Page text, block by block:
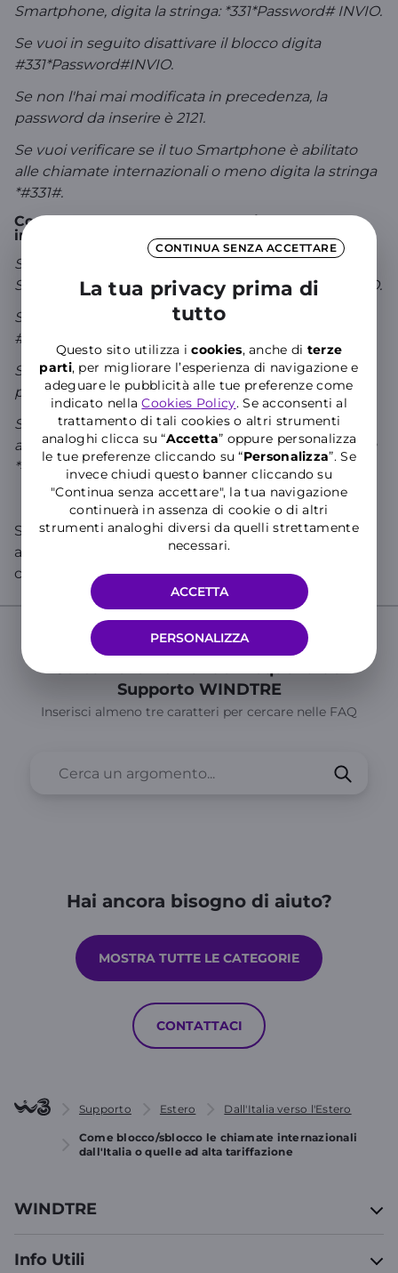
CONTINUA SENZA ACCETTARE
La tua privacy prima di
tutto
Questo sito utilizza icookies, anche di terze
parti, per migliorare l’esperienza di navigazione e
adeguare le pubblicità alle tue preferenze come
indicato nellaCookies Policy. Se acconsenti al
trattamento di tali cookies o altri strumenti
analoghi clicca su “Accetta” oppure personalizza
le tue preferenze cliccando su “Personalizza”. Se
invece chiudi questo banner cliccando su
"Continua senza accettare", la tua navigazione
continuerà in assenza di cookie o di altri
strumenti analoghi diversi da quelli strettamente
necessari.
PERSONALIZZA
ACCETTA
Smartphone, digita la stringa: *331*Password# INVIO.
Se vuoi in seguito disattivare il blocco digita
#331*Password#INVIO.
Se non l'hai mai modificata in precedenza, la
password da inserire è 2121.
Se vuoi verificare se il tuo Smartphone è abilitato
alle chiamate internazionali o meno digita la stringa
*#331#.
Come sbloccare e bloccare le chiamate
internazionali da mobile quando sei all’estero
Se vuoi bloccare le chiamate internazionali dal tuo
Smartphone, digita la stringa: *351*Password# INVIO.
Se vuoi in seguito disattivare il blocco digita
#351*Password#INVIO.
Se non l'hai mai modificata in precedenza, la
password da inserire è 2121.
Se vuoi verificare se il tuo Smartphone è abilitato
alle chiamate internazionali o meno digita la stringa
*#351#.
Se cerchi informazioni specifiche sul tuo numero,
accedi all’
o all’App WINDTRE
con WILL!
Supporto WINDTRE
Inserisci almeno tre caratteri per cercare nelle FAQ
Hai ancora bisogno di aiuto?
MOSTRA TUTTE LE CATEGORIE
CONTATTACI
Supporto Estero Dall'Italia verso l'Estero
Come blocco/sblocco le chiamate internazionali
dall'Italia o quelle ad alta tariffazione
WINDTRE
Info Utili